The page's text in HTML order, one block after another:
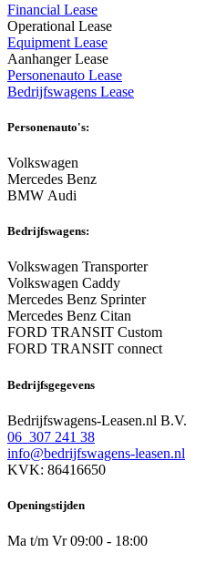
Financial Lease
Operational Lease
Equipment Lease
Aanhanger Lease
Personenauto Lease
Bedrijfswagens Lease
Personenauto's:
Volkswagen
Mercedes Benz
BMW Audi
Bedrijfswagens:
Volkswagen Transporter
Volkswagen Caddy
Mercedes Benz Sprinter
Mercedes Benz Citan
FORD TRANSIT Custom
FORD TRANSIT connect
Bedrijfsgegevens
Bedrijfswagens-Leasen.nl B.V.
06 307 241 38
info@bedrijfswagens-leasen.nl
KVK: 86416650
Openingstijden
Ma t/m Vr 09:00 - 18:00